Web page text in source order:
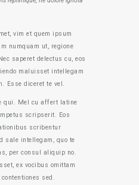
vim et quem ipsum
numquam ut, regione
saperet delectus cu, eos
maluisset intellegam
Esse diceret te vel.
qui. Mel cu affert latine
scripserit. Eos
scribentur
sale intellegam, quo te
per consul aliquip no.
ex vocibus omittam
sed.